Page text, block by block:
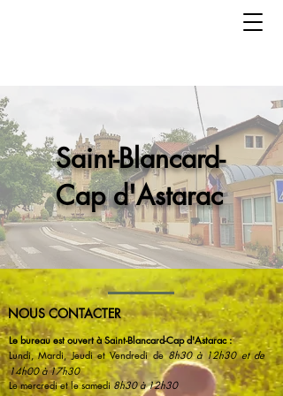
Saint-Blancard-
Cap d'Astarac
NOUS CONTACTER
Le bureau est ouvert à Saint-Blancard-Cap d'Astarac :
Lundi, Mardi, Jeudi et Vendredi de8h30 à 12h30 et de
14h00 à 17h30
Le mercredi et le samedi8h30 à 12h30